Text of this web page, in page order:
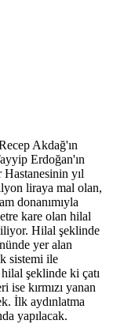
Akdağ'ın
Erdoğan'ın
Hastanesinin yıl
liraya mal olan,
donanımıyla
kare olan hilal
Hilal şeklinde
yer alan
sistemi ile
şeklinde ki çatı
ise kırmızı yanan
İlk aydınlatma
yapılacak.